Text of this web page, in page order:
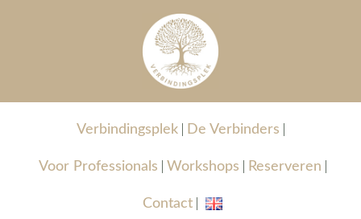
Verbindingsplek De Verbinders
Voor Professionals Workshops Reserveren
Contact